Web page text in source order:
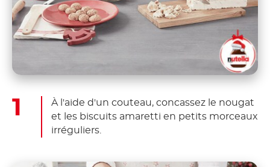
À l'aide d'un couteau, concassez le nougat
et les biscuits amaretti en petits morceaux
irréguliers.